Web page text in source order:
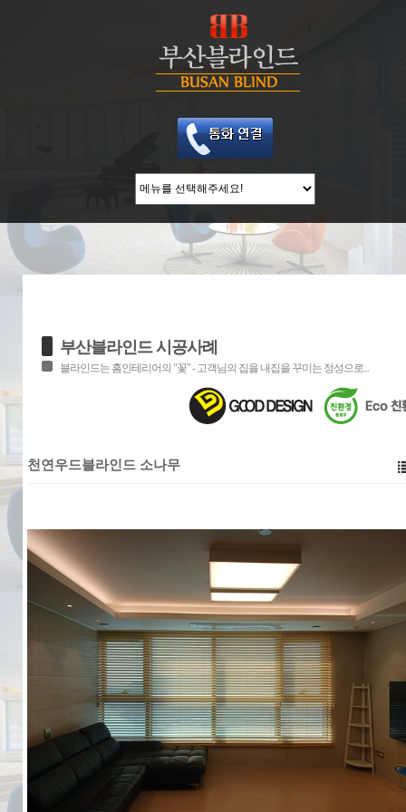
부산블라인드 시공사례
블라인드는 홈인테리어의 "꽃" - 고객님의 집을 내집을 꾸미는 정성으로...
천연우드블라인드 소나무